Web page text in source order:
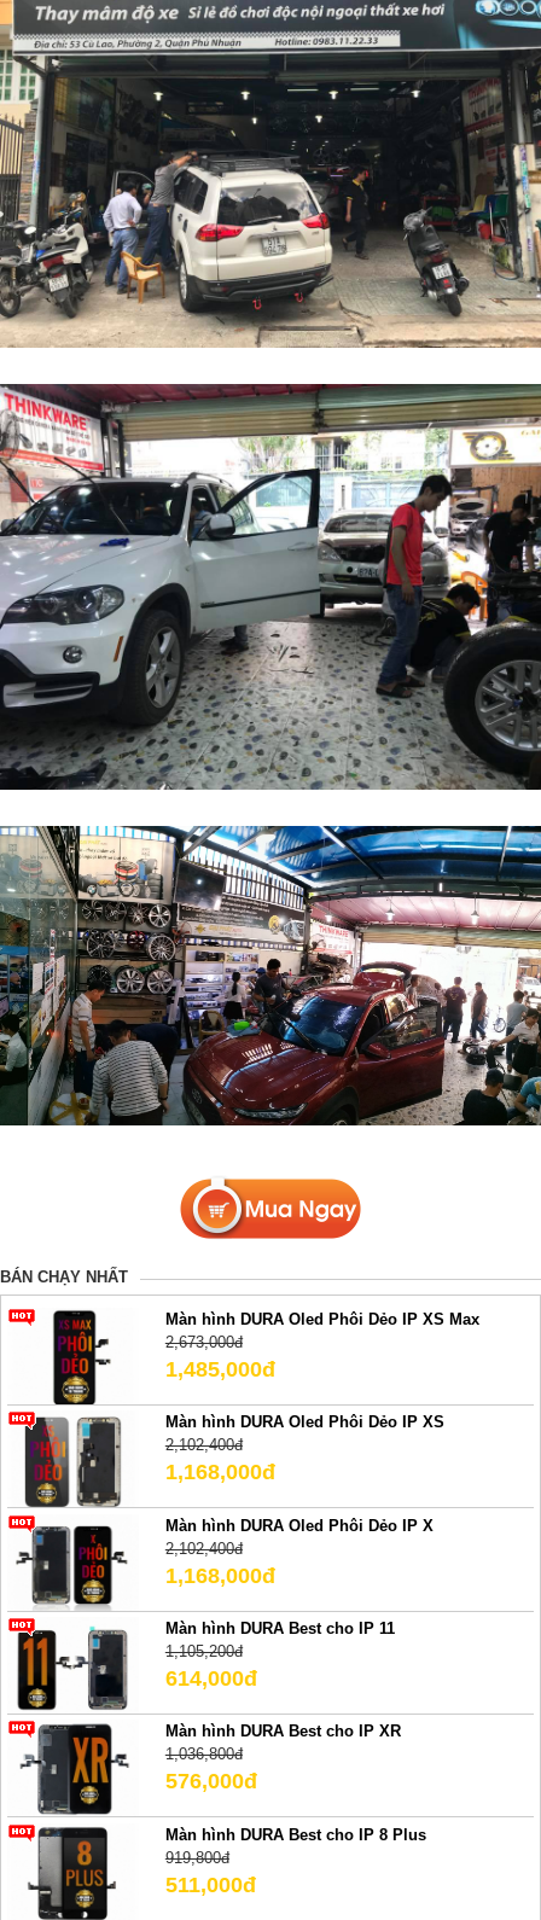
BÁN CHẠY NHẤT
Màn hình DURA Oled Phôi Dẻo IP XS Max
2,673,000đ
1,485,000đ
Màn hình DURA Oled Phôi Dẻo IP XS
2,102,400đ
1,168,000đ
Màn hình DURA Oled Phôi Dẻo IP X
2,102,400đ
1,168,000đ
Màn hình DURA Best cho IP 11
1,105,200đ
614,000đ
Màn hình DURA Best cho IP XR
1,036,800đ
576,000đ
Màn hình DURA Best cho IP 8 Plus
919,800đ
511,000đ